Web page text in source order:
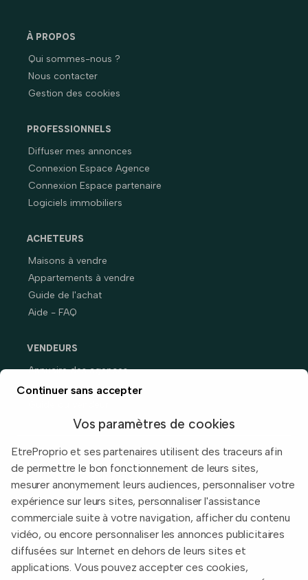
À PROPOS
Qui sommes-nous ?
Nous contacter
Gestion des cookies
PROFESSIONNELS
Diffuser mes annonces
Connexion Espace Agence
Connexion Espace partenaire
Logiciels immobiliers
ACHETEURS
Maisons à vendre
Appartements à vendre
Guide de l'achat
Aide - FAQ
VENDEURS
Annuaire des agences
Prix immobiliers en France
Informations légales
Conditions d'utilisation
Politique de confidentialité
Continuer sans accepter
Vos paramètres de cookies
EtreProprio et ses partenaires utilisent des traceurs afin
de permettre le bon fonctionnement de leurs sites,
mesurer anonymement leurs audiences, personnaliser votre
expérience sur leurs sites, personnaliser l'assistance
commerciale suite à votre navigation, afficher du contenu
vidéo, ou encore personnaliser les annonces publicitaires
diffusées sur Internet en dehors de leurs sites et
applications. Vous pouvez accepter ces cookies,